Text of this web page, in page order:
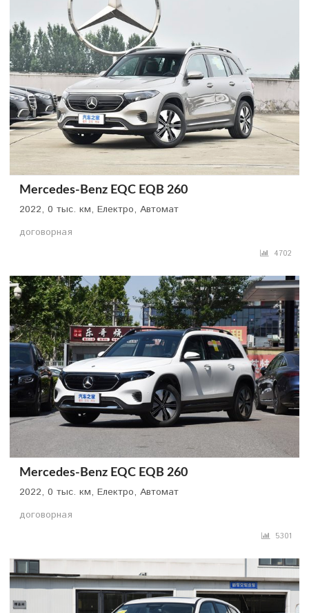
Mercedes-Benz EQC EQB 260
2022, 0 тыс. км, Електро, Автомат
договорная
4702
Mercedes-Benz EQC EQB 260
2022, 0 тыс. км, Електро, Автомат
договорная
5301